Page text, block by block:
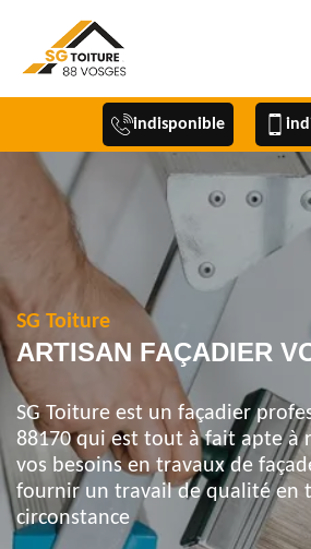
indisponible
SG Toiture
ARTISAN FAÇADIER
SG Toiture est un façadier
88170 qui est tout à fait apte à
vos besoins en travaux de
fournir un travail de qualité en
circonstance